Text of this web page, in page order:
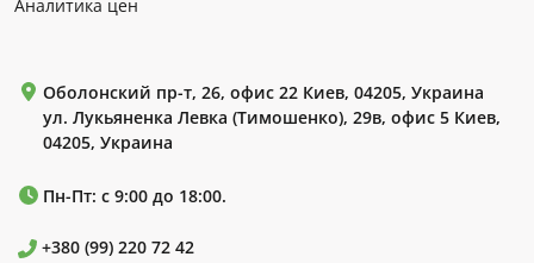
Аналитика цен
Оболонский пр-т, 26, офис 22 Киев, 04205, Украина
ул. Лукьяненка Левка (Тимошенко), 29в, офис 5 Киев,
04205, Украина
Пн-Пт: с 9:00 до 18:00.
+380 (99) 220 72 42